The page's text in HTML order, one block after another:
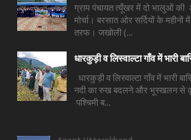
ग्राम पंचायत त्यूँखर में दो भालुओं की
मोर्चा। बरसात ओर सर्दियों के
तरफ। जखोली (...
धारकुड़ी व लिस्वाल्टा गाँव में भारी
धारकुड़ी व लिस्वाल्टा गाँव में भारी
नदी का रुख बदलने और भूस्खलन से
पश्चिमी ब...